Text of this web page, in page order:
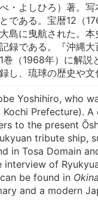
・よしひろ）著。
である。宝暦12（
島に曳航された。
録である。『沖縄
巻（1968年）に解
し、琉球の歴史や
Yoshihiro, who
Prefecture).
to the present
tribute ship,
in Tosa Domain
of
be found in
and a modern